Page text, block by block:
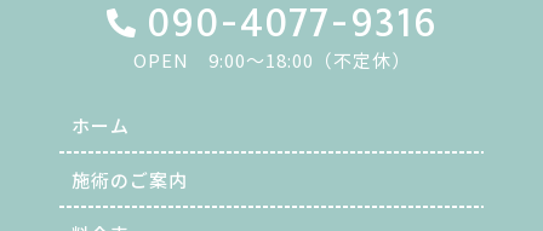
090-4077-9316
OPEN 9:00～18:00（不定休）
ホーム
施術のご案内